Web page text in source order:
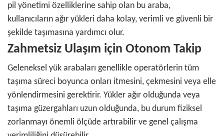
pil yönetimi özelliklerine sahip olan bu araba,
kullanıcıların ağır yükleri daha kolay, verimli ve güvenli bir
şekilde taşımasına yardımcı olur.
Zahmetsiz Ulaşım için Otonom Takip
Geleneksel yük arabaları genellikle operatörlerin tüm
taşıma süreci boyunca onları itmesini, çekmesini veya elle
yönlendirmesini gerektirir. Yükler ağır olduğunda veya
taşıma güzergahları uzun olduğunda, bu durum fiziksel
zorlanmayı önemli ölçüde artırabilir ve genel çalışma